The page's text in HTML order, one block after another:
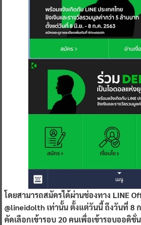
โดยสามารถสมัครได้ผ่านช่องทาง LINE
@lineidolth เท่านั้น ตั้งแต่วันนี้ ถึงวันที่ 8
คัดเลือกเข้ารอบ20คนเพื่อเข้ารอบออดิชั่